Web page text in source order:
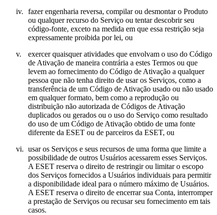
iv.
fazer engenharia reversa, compilar ou desmontar o Produto
ou qualquer recurso do Serviço ou tentar descobrir seu
código-fonte, exceto na medida em que essa restrição seja
expressamente proibida por lei, ou
v.
exercer quaisquer atividades que envolvam o uso do Código
de Ativação de maneira contrária a estes Termos ou que
levem ao fornecimento do Código de Ativação a qualquer
pessoa que não tenha direito de usar os Serviços, como a
transferência de um Código de Ativação usado ou não usado
em qualquer formato, bem como a reprodução ou
distribuição não autorizada de Códigos de Ativação
duplicados ou gerados ou o uso do Serviço como resultado
do uso de um Código de Ativação obtido de uma fonte
diferente da ESET ou de parceiros da ESET, ou
vi. usar os Serviços e seus recursos de uma forma que limite a
possibilidade de outros Usuários acessarem esses Serviços.
A ESET reserva o direito de restringir ou limitar o escopo
dos Serviços fornecidos a Usuários individuais para permitir
a disponibilidade ideal para o número máximo de Usuários.
A ESET reserva o direito de encerrar sua Conta, interromper
a prestação de Serviços ou recusar seu fornecimento em tais
casos.